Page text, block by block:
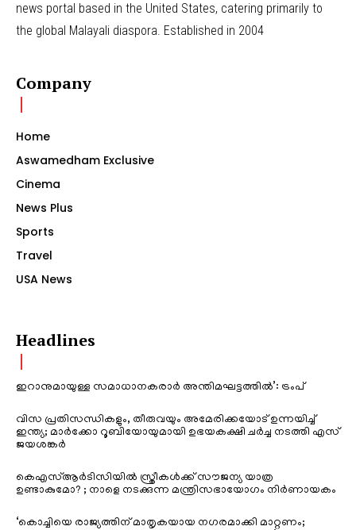
news portal based in the United States, catering primarily to
the global Malayali diaspora. Established in 2004
Company
Home
Aswamedham Exclusive
Cinema
News Plus
Sports
Travel
USA News
Headlines
ഇറാനുമായുള്ള സമാധാനകരാർ അന്തിമഘട്ടത്തിൽ‌’: ട്രംപ്
വിസ പ്രതിസന്ധികളും, തീരുവയും അമേരിക്കയോട് ഉന്നയിച്ച്
ഇന്ത്യ; മാർക്കോ റൂബിയോയുമായി ഉഭയകക്ഷി ചർച്ച നടത്തി എസ്
ജയശങ്കർ
കെഎസ്ആർടിസിയിൽ സ്ത്രീകൾക്ക് സൗജന്യ യാത്ര
ഉണ്ടാകുമോ? ; നാളെ നടക്കുന്ന മന്ത്രിസഭായോഗം നിർണായകം
‘കൊച്ചിയെ രാജ്യത്തിന് മാതൃകയായ നഗരമാക്കി മാറ്റണം;